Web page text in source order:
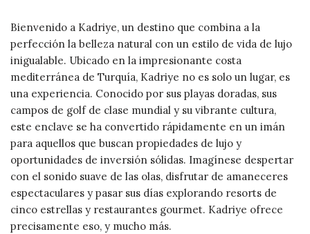
Bienvenido a Kadriye, un destino que combina a la
perfección la belleza natural con un estilo de vida de lujo
inigualable. Ubicado en la impresionante costa
mediterránea de Turquía, Kadriye no es solo un lugar, es
una experiencia. Conocido por sus playas doradas, sus
campos de golf de clase mundial y su vibrante cultura,
este enclave se ha convertido rápidamente en un imán
para aquellos que buscan propiedades de lujo y
oportunidades de inversión sólidas. Imagínese despertar
con el sonido suave de las olas, disfrutar de amaneceres
espectaculares y pasar sus días explorando resorts de
cinco estrellas y restaurantes gourmet. Kadriye ofrece
precisamente eso, y mucho más.